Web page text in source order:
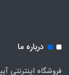
درباره ما
فروشگاه اینترنتی